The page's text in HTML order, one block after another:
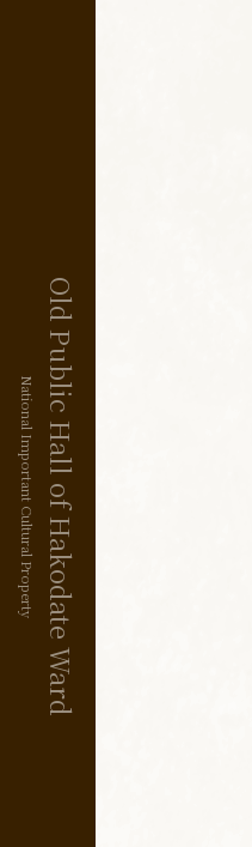
Old Public Hall of Hakodate Ward
National Important Cultural Property